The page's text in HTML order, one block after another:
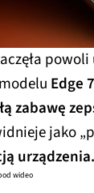
Edge
zabawę
jako
urządzenia.
wideo